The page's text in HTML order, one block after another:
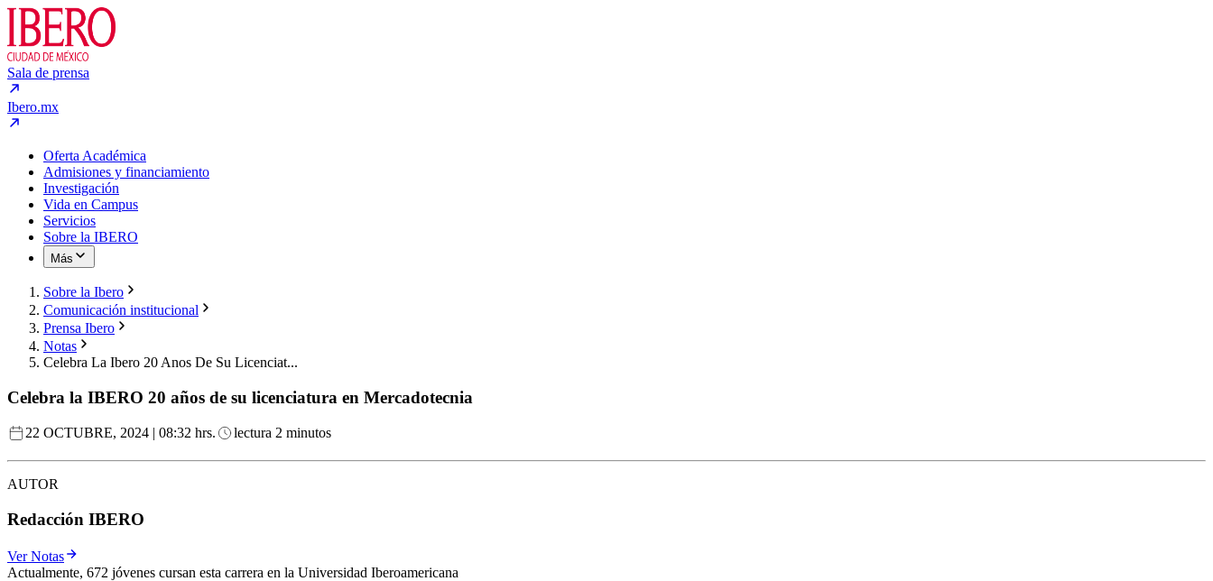
Sala de prensa
Ibero.mx
Oferta Académica
Admisiones y financiamiento
Investigación
Vida en Campus
Servicios
Sobre la IBERO
Más
Sobre la Ibero
Comunicación institucional
Prensa Ibero
Notas
Celebra La Ibero 20 Anos De Su Licenciat...
Celebra la IBERO 20 años de su licenciatura en Mercadotecnia
22 OCTUBRE, 2024 | 08:32 hrs. lectura 2 minutos
AUTOR
Redacción IBERO
Ver Notas
Actualmente, 672 jóvenes cursan esta carrera en la Universidad Iberoamericana